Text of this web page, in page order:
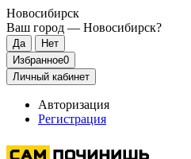
Новосибирск
Ваш город — Новосибирск?
Избранное0
Личный кабинет
Авторизация
Регистрация